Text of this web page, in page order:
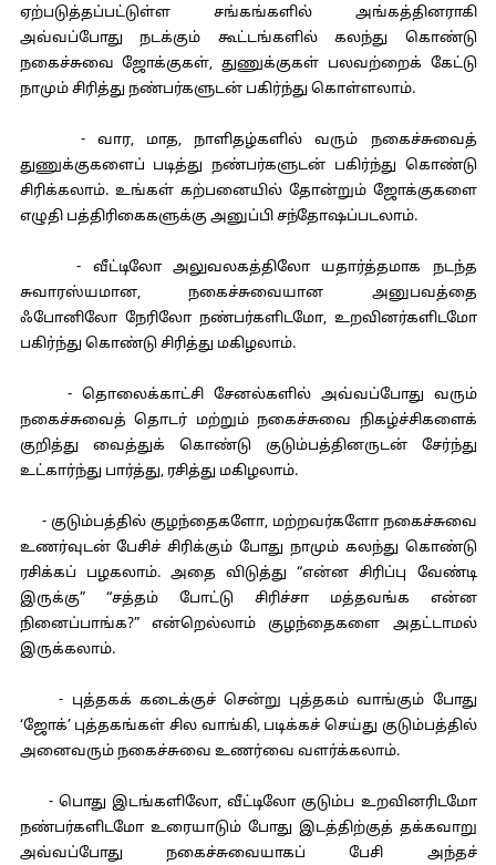
ஏற்படுத்தப்பட்டுள்ள சங்கங்களில் அங்கத்தினராகி
அவ்வப்போது நடக்கும் கூட்டங்களில் கலந்து கொண்டு
நகைச்சுவை ஜோக்குகள், துணுக்குகள் பலவற்றைக் கேட்டு
நாமும் சிரித்து நண்பர்களுடன் பகிர்ந்து கொள்ளலாம்.
- வார, மாத, நாளிதழ்களில் வரும் நகைச்சுவைத்
துணுக்குகளைப் படித்து நண்பர்களுடன் பகிர்ந்து கொண்டு
சிரிக்கலாம். உங்கள் கற்பனையில் தோன்றும் ஜோக்குகளை
எழுதி பத்திரிகைகளுக்கு அனுப்பி சந்தோஷப்படலாம்.
- வீட்டிலோ அலுவலகத்திலோ யதார்த்தமாக நடந்த
சுவாரஸ்யமான, நகைச்சுவையான அனுபவத்தை
ஃபோனிலோ நேரிலோ நண்பர்களிடமோ, உறவினர்களிடமோ
பகிர்ந்து கொண்டு சிரித்து மகிழலாம்.
- தொலைக்காட்சி சேனல்களில் அவ்வப்போது வரும்
நகைச்சுவைத் தொடர் மற்றும் நகைச்சுவை நிகழ்ச்சிகளைக்
குறித்து வைத்துக் கொண்டு குடும்பத்தினருடன் சேர்ந்து
உட்கார்ந்து பார்த்து, ரசித்து மகிழலாம்.
- குடும்பத்தில் குழந்தைகளோ, மற்றவர்களோ நகைச்சுவை
உணர்வுடன் பேசிச் சிரிக்கும் போது நாமும் கலந்து கொண்டு
ரசிக்கப் பழகலாம். அதை விடுத்து “என்ன சிரிப்பு வேண்டி
இருக்கு” “சத்தம் போட்டு சிரிச்சா மத்தவங்க என்ன
நினைப்பாங்க?” என்றெல்லாம் குழந்தைகளை அதட்டாமல்
இருக்கலாம்.
- புத்தகக் கடைக்குச் சென்று புத்தகம் வாங்கும் போது
‘ஜோக்’ புத்தகங்கள் சில வாங்கி, படிக்கச் செய்து குடும்பத்தில்
அனைவரும் நகைச்சுவை உணர்வை வளர்க்கலாம்.
- பொது இடங்களிலோ, வீட்டிலோ குடும்ப உறவினரிடமோ
நண்பர்களிடமோ உரையாடும் போது இடத்திற்குத் தக்கவாறு
அவ்வப்போது நகைச்சுவையாகப் பேசி அந்தச்